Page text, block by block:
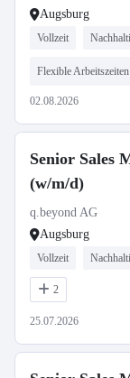
Augsburg
Vollzeit
Flexible Arbeitszeiten
02.08.2026
Senior Sales
(w/m/d)
q.beyond AG
Augsburg
Vollzeit
2
25.07.2026